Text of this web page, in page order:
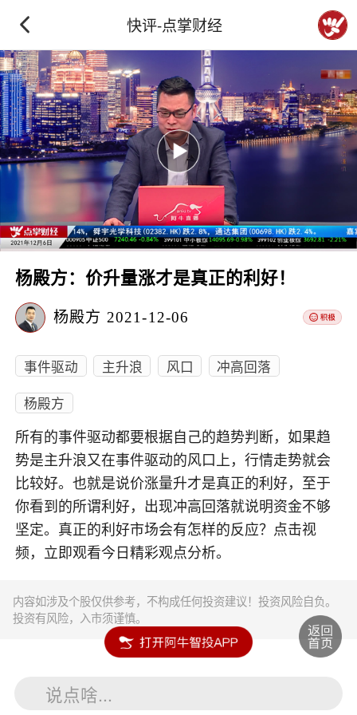
快评-点掌财经
杨殿方：价升量涨才是真正的利好！
杨殿方 2021-12-06
事件驱动 主升浪 风口
冲高回落
杨殿方
所有的事件驱动都要根据自己的趋势判断，如果趋
势是主升浪又在事件驱动的风口上，行情走势就会
比较好。也就是说价涨量升才是真正的利好，至于
你看到的所谓利好，出现冲高回落就说明资金不够
坚定。真正的利好市场会有怎样的反应？点击视
频，立即观看今日精彩观点分析。
内容如涉及个股仅供参考，不构成任何投资建议！投资风险自负。
投资有风险，入市须谨慎。
说点啥...